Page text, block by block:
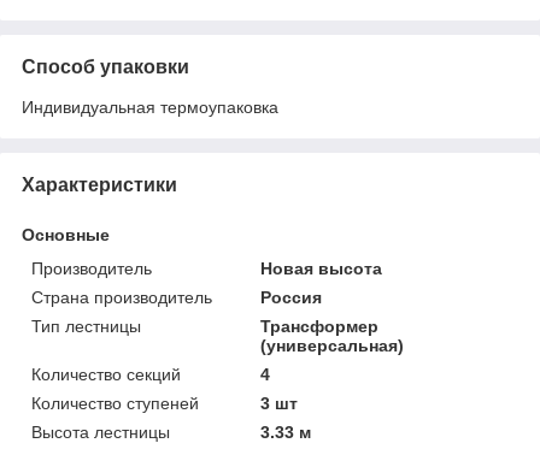
Способ упаковки
Индивидуальная термоупаковка
Характеристики
Основные
Производитель
Новая высота
Страна производитель
Россия
Тип лестницы
Трансформер
(универсальная)
Количество секций
4
Количество ступеней
3 шт
Высота лестницы
3.33 м